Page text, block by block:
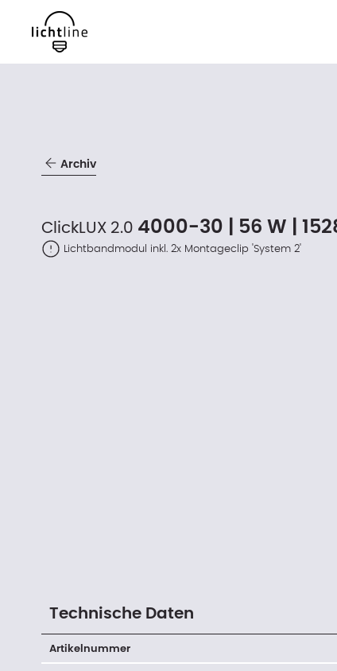
Archiv
ClickLUX 2.0 4000-30 | 56 W |
Lichtbandmodul inkl. 2x Montageclip 'System 2'
Technische Daten
Artikelnummer